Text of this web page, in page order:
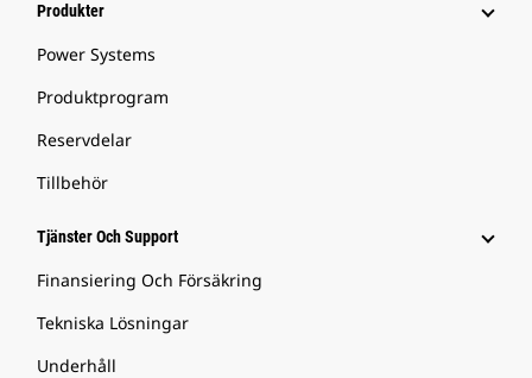
Produkter
Power Systems
Produktprogram
Reservdelar
Tillbehör
Tjänster Och Support
Finansiering Och Försäkring
Tekniska Lösningar
Underhåll